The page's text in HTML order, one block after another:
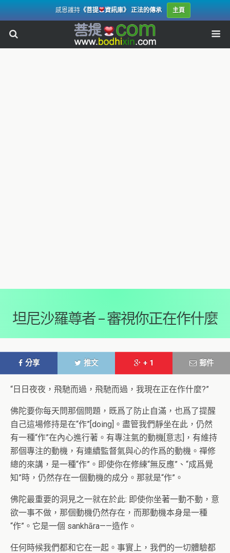
坦尼沙羅尊者 – 審視你正在作什麼
分享 推文 + 1 郵件
“日日夜夜，飛馳而過，飛馳而過，我現在正在作什麼?”
佛陀要你每天問那個問題，既爲了防止自滿，也爲了提醒
自己這場修持是在“作”[doing]。盡管我們靜坐在此，仍然
有一種“作”在內心進行著。有專注氣的動機[意志]，有維持
那個專注的動機，有連續監督氣與心的作爲的動機。禪修
總的來講，是一種“作”。即使你在修練“無反應”、“成爲覺
知”時，仍然存在一個動機的成分。那就是“作”。
佛陀最重要的洞見之一就在於此: 即使你坐著一動不動，意
欲一事不做，那個動機仍然存在，而那動機本身是一種
“作”。它是一個 sankhāra——造作。
任何時候我們都和它在一起。事實上，我們的一切體驗都
感恩護持《菩提 資訊庫》 正法的傳承 主頁